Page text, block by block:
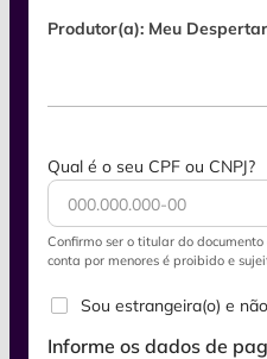
Produtor(a): Meu Despertar
Qual é o seu CPF ou CNPJ?
Confirmo ser o titular do
conta por menores é proibido e
Sou estrangeira(o) e
Informe os dados de